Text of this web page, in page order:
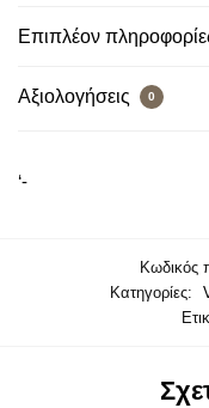
Επιπλέον
Αξιολογήσεις 0
‘-
Κωδικός
Κατηγορίες: